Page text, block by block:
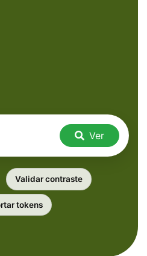
Ver
Validar contraste
tokens